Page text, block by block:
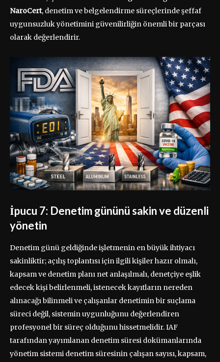
NaroCert, denetim ve belgelendirme süreçlerinde şeffaf
uygunsuzluk yönetimini güvenilirliğin önemli bir parçası
olarak değerlendirir.
İpucu 7: Denetim gününü sakin ve düzenli
yönetin
Denetim günü geldiğinde işletmenin en büyük ihtiyacı
sakinliktir; açılış toplantısı için ilgili kişiler hazır olmalı,
kapsam ve denetim planı net anlaşılmalı, denetçiye eşlik
edecek kişi belirlenmeli, istenecek kayıtların nereden
alınacağı bilinmeli ve çalışanlar denetimin bir suçlama
süreci değil, sistemin uygunluğunu değerlendiren
profesyonel bir süreç olduğunu hissetmelidir. IAF
tarafından yayımlanan denetim süresi dokümanlarında
yönetim sistemi denetim süresinin çalışan sayısı, kapsam,